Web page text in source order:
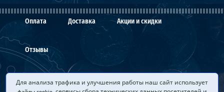
Оплата Доставка Акции и скидки
Отзывы
Мы покупаем Вопросы и ответы
Для анализа трафика и улучшения работы наш сайт использует